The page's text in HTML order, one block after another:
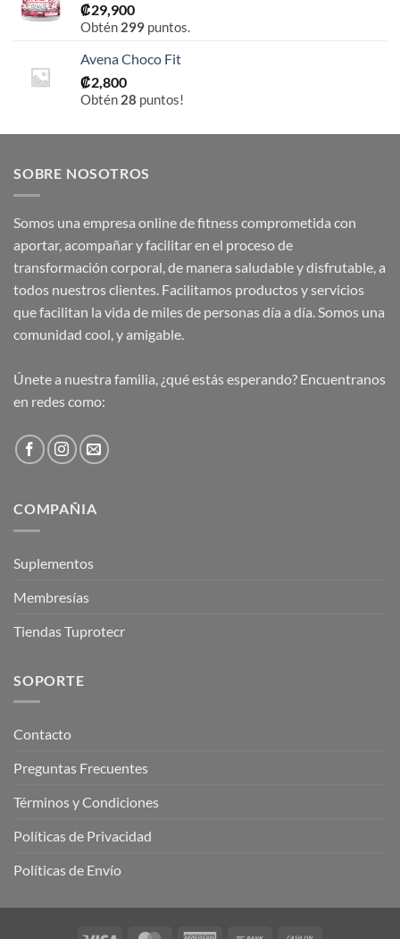
₡29,900
Obtén 299 puntos.
Avena Choco Fit
₡2,800
Obtén 28 puntos!
SOBRE NOSOTROS
Somos una empresa online de fitness comprometida con
aportar, acompañar y facilitar en el proceso de
transformación corporal, de manera saludable y disfrutable, a
todos nuestros clientes. Facilitamos productos y servicios
que facilitan la vida de miles de personas día a día. Somos una
comunidad cool, y amigable.
Únete a nuestra familia, ¿qué estás esperando? Encuentranos
en redes como:
COMPAÑIA
Suplementos
Membresías
Tiendas Tuprotecr
SOPORTE
Contacto
Preguntas Frecuentes
Términos y Condiciones
Políticas de Privacidad
Políticas de Envío